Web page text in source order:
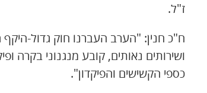
ז"ל.
ח"כ חנין: "הערב העברנו חוק גדול-
ושירותים נאותים, קובע מנגנוני בקרה
כספי הקשישים והפיקדון".